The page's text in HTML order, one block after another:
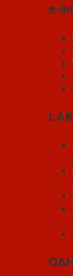
e-